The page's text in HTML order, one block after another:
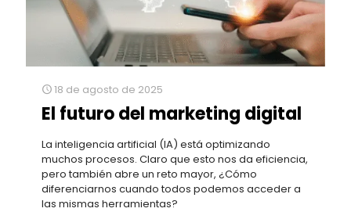
18 de agosto de 2025
El futuro del marketing digital
La inteligencia artificial (IA) está optimizando
muchos procesos. Claro que esto nos da eficiencia,
pero también abre un reto mayor, ¿Cómo
diferenciarnos cuando todos podemos acceder a
las mismas herramientas?